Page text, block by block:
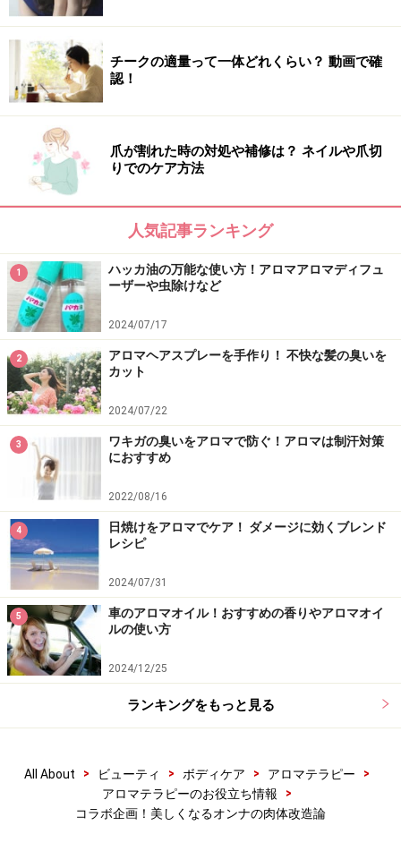
チークの適量って一体どれくらい？ 動画で確
認！
爪が割れた時の対処や補修は？ ネイルや爪切
りでのケア方法
人気記事ランキング
1
ハッカ油の万能な使い方！アロマアロマディフュ
ーザーや虫除けなど
2024/07/17
2
アロマヘアスプレーを手作り！ 不快な髪の臭いを
カット
2024/07/22
3
ワキガの臭いをアロマで防ぐ！アロマは制汗対策
におすすめ
2022/08/16
4
日焼けをアロマでケア！ ダメージに効くブレンド
レシピ
2024/07/31
5
車のアロマオイル！おすすめの香りやアロマオイ
ルの使い方
2024/12/25
ランキングをもっと見る
All About > ビューティ > ボディケア > アロマテラピー
>
アロマテラピーのお役立ち情報
>
コラボ企画！美しくなるオンナの肉体改造論